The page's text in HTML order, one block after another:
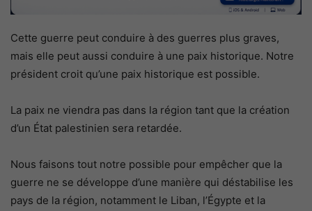
Cette guerre peut conduire à des guerres plus graves,
mais elle peut aussi conduire à une paix historique. Notre
président croit qu’une paix historique est possible.
La paix ne viendra pas dans la région tant que la création
d’un État palestinien sera retardée.
Nous faisons tout notre possible pour empêcher que la
guerre ne se développe d’une manière qui déstabilise les
pays de la région, notamment le Liban, l’Égypte et la